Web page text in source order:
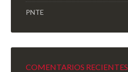
PNTE
COMENTARIOS RECIENTES